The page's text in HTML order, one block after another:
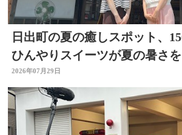
日出町の夏の癒しスポット、
ひんやりスイーツが夏の暑さ
2026年07月29日